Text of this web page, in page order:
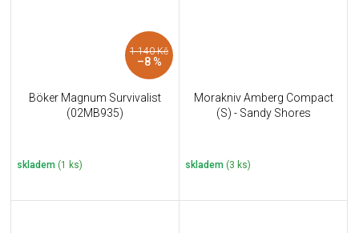
1 140 Kč
–8 %
Böker Magnum Survivalist
(02MB935)
skladem (1 ks)
Morakniv Amberg Compact
(S) - Sandy Shores
skladem (3 ks)